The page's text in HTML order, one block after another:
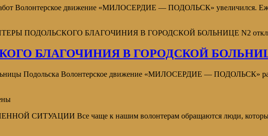
Волонтерское движение «МИЛОСЕРДИЕ — ПОДОЛЬСК» увеличился.
ПОДОЛЬСКОГО БЛАГОЧИНИЯ В ГОРОДСКОЙ БОЛЬНИЦЕ N2
БЛАГОЧИНИЯ В ГОРОДСКОЙ
Подольска Волонтерское движение «МИЛОСЕРДИЕ — ПОДОЛЬСК»
Все чаще к нашим волонтерам обращаются люди, которые